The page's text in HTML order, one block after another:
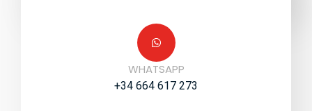
WHATSAPP
+34 664 617 273